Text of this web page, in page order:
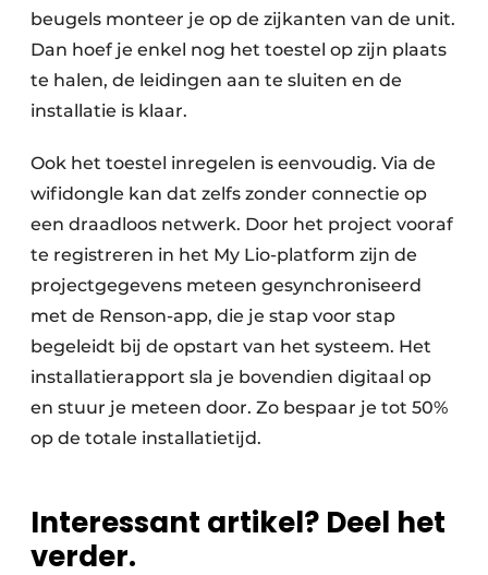
beugels monteer je op de zijkanten van de unit.
Dan hoef je enkel nog het toestel op zijn plaats
te halen, de leidingen aan te sluiten en de
installatie is klaar.
Ook het toestel inregelen is eenvoudig. Via de
wifidongle kan dat zelfs zonder connectie op
een draadloos netwerk. Door het project vooraf
te registreren in het My Lio-platform zijn de
projectgegevens meteen gesynchroniseerd
met de Renson-app, die je stap voor stap
begeleidt bij de opstart van het systeem. Het
installatierapport sla je bovendien digitaal op
en stuur je meteen door. Zo bespaar je tot 50%
op de totale installatietijd.
Interessant artikel? Deel het
verder.